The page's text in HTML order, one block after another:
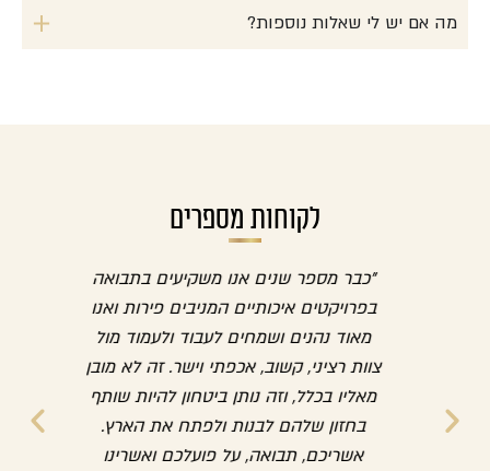
מה אם יש לי שאלות נוספות?
לקוחות מספרים
"כבר מספר שנים אנו משקיעים בתבואה
בפרויקטים איכותיים המניבים פירות ואנו
מאוד נהנים ושמחים לעבוד ולעמוד מול
צוות רציני, קשוב, אכפתי וישר. זה לא מובן
מאליו בכלל, וזה נותן ביטחון להיות שותף
בחזון שלהם לבנות ולפתח את הארץ.
אשריכם, תבואה, על פועלכם ואשרינו